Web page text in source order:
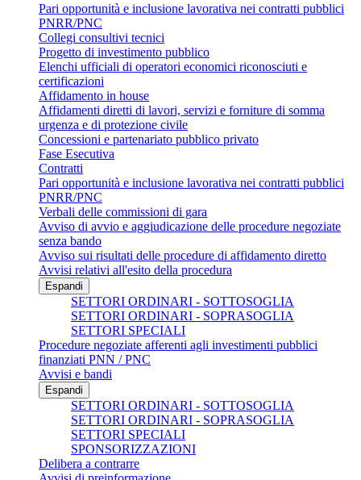
Pari opportunità e inclusione lavorativa nei contratti pubblici
PNRR/PNC
Collegi consultivi tecnici
Progetto di investimento pubblico
Elenchi ufficiali di operatori economici riconosciuti e
certificazioni
Affidamento in house
Affidamenti diretti di lavori, servizi e forniture di somma
urgenza e di protezione civile
Concessioni e partenariato pubblico privato
Fase Esecutiva
Contratti
Pari opportunità e inclusione lavorativa nei contratti pubblici
PNRR/PNC
Verbali delle commissioni di gara
Avviso di avvio e aggiudicazione delle procedure negoziate
senza bando
Avviso sui risultati delle procedure di affidamento diretto
Avvisi relativi all'esito della procedura
Espandi
SETTORI ORDINARI - SOTTOSOGLIA
SETTORI ORDINARI - SOPRASOGLIA
SETTORI SPECIALI
Procedure negoziate afferenti agli investimenti pubblici
finanziati PNN / PNC
Avvisi e bandi
Espandi
SETTORI ORDINARI - SOTTOSOGLIA
SETTORI ORDINARI - SOPRASOGLIA
SETTORI SPECIALI
SPONSORIZZAZIONI
Delibera a contrarre